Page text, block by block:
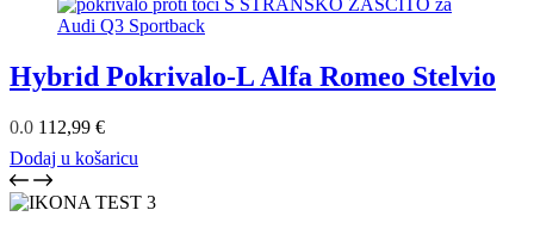
Hybrid Pokrivalo-L Alfa Romeo Stelvio
0.0 112,99 €
Dodaj u košaricu